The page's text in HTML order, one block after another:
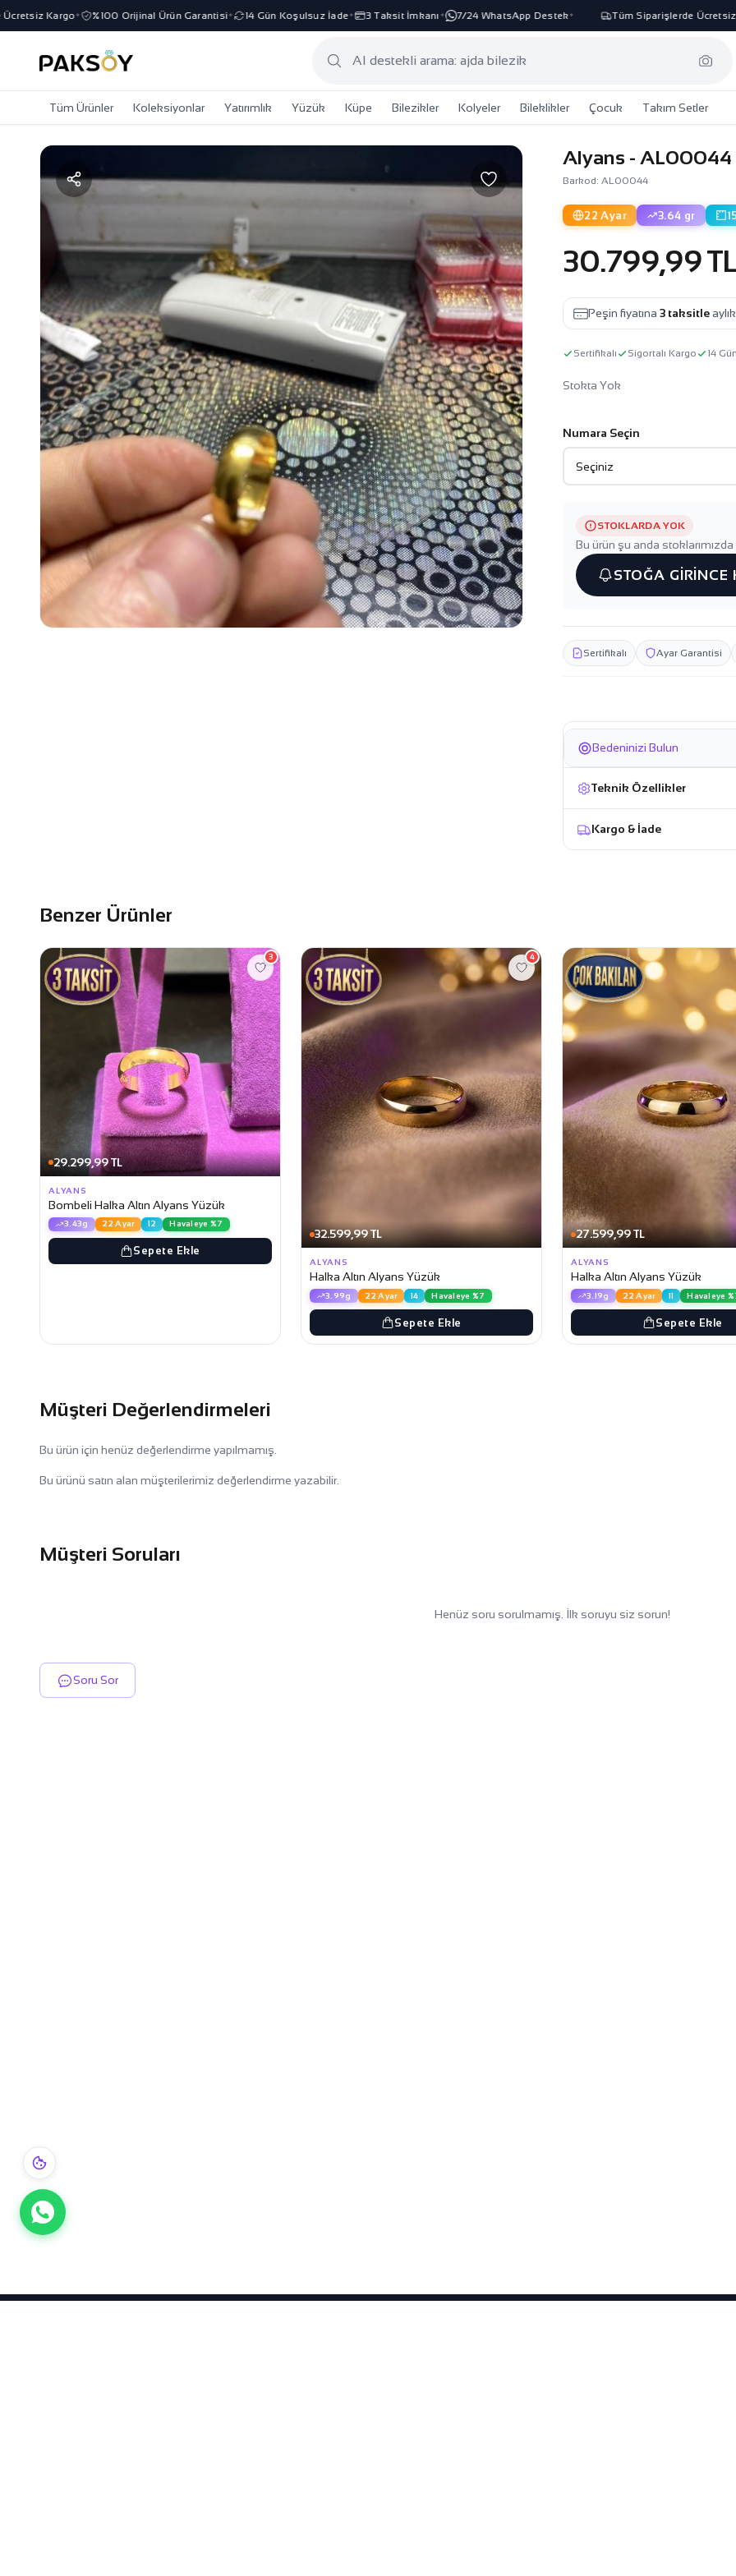
Kargo✦ %100 Orijinal Ürün Garantisi✦ 14 Gün Koşulsuz İade ✦ 3 Taksit İmkanı ✦ 7/24 WhatsApp Destek✦ Tüm Siparişlerde Ücretsiz
Tüm Ürünler Koleksiyonlar Yatırımlık Yüzük Küpe Bilezikler Kolyeler Bileklikler Çocuk Takım Setler
Alyans - AL00044
Barkod: AL00044
22 Ayar 3.64 gr
30.799,99
Peşin fiyatına3 taksitle aylık
Sertifikalı Sigortalı Kargo 14
Stokta Yok
Numara Seçin
STOKLARDA YOK
Bu ürün şu anda
STOĞA GİRİNCE
Sertifikalı Ayar Garantisi
Bedeninizi Bulun
Teknik Özellikler
Kargo & İade
Benzer Ürünler
29.299,99 TL
3
ALYANS
Bombeli Halka Altın Alyans Yüzük
3.43g 22 Ayar 12 Havaleye %7
Sepete Ekle
32.599,99 TL
4
ALYANS
Halka Altın Alyans Yüzük
3.99g 22 Ayar 14 Havaleye %7
Sepete Ekle
27.599,99 TL
ALYANS
Halka Altın Alyans Yüzük
3.19g 22 Ayar 11 Havaleye
Sepete Ekle
Müşteri Değerlendirmeleri
Bu ürün için henüz değerlendirme yapılmamış.
Bu ürünü satın alan müşterilerimiz değerlendirme yazabilir.
Müşteri Soruları
Henüz soru sorulmamış. İlk soruyu siz sorun!
Soru Sor